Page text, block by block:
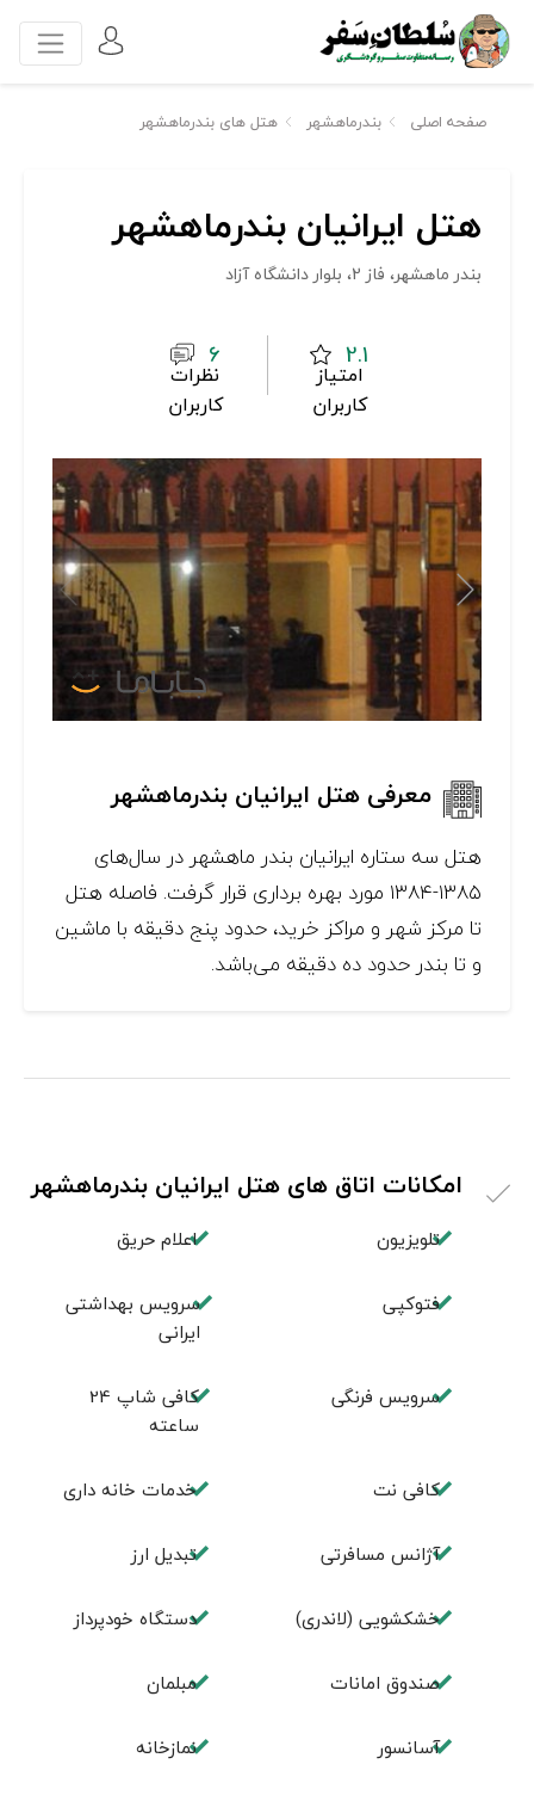
صفحه اصلی بندرماهشهر هتل های بندرماهشهر
هتل ایرانیان بندرماهشهر
بندر ماهشهر، فاز 2، بلوار دانشگاه آزاد
2.1
امتیاز
کاربران
6
نظرات
کاربران
معرفی هتل ایرانیان بندرماهشهر
هتل سه ستاره ایرانیان بندر ماهشهر در سال‌های
۱۳۸۵-۱۳۸۴ مورد بهره برداری قرار گرفت. فاصله هتل
تا مرکز شهر و مراکز خرید، حدود پنج دقیقه با ماشین
و تا بندر حدود ده دقیقه می‌باشد.
امکانات اتاق های هتل ایرانیان بندرماهشهر
تلویزیون اعلام حریق
فتوکپی
سرویس بهداشتی
ایرانی
سرویس فرنگی
کافی شاپ 24
ساعته
کافی نت خدمات خانه داری
آژانس مسافرتی تبديل ارز
خشکشویی (لاندری) دستگاه خودپرداز
صندوق امانات مبلمان
آسانسور نمازخانه